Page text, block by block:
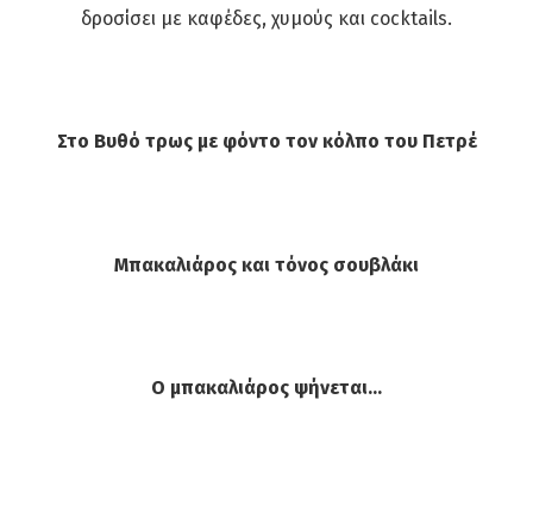
δροσίσει με καφέδες, χυμούς και cocktails.
Στο Βυθό τρως με φόντο τον κόλπο του Πετρέ
Μπακαλιάρος και τόνος σουβλάκι
Ο μπακαλιάρος ψήνεται…